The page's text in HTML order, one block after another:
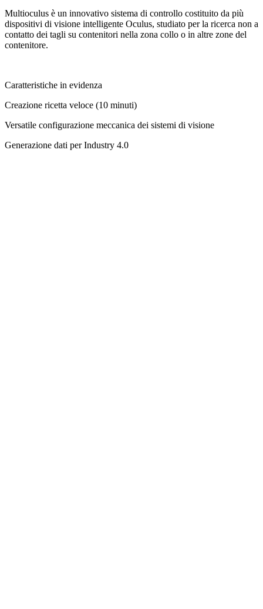
Multioculus è un innovativo sistema di controllo costituito da più
dispositivi di visione intelligente Oculus, studiato per la ricerca non a
contatto dei tagli su contenitori nella zona collo o in altre zone del
contenitore.
Caratteristiche in evidenza
Creazione ricetta veloce (10 minuti)
Versatile configurazione meccanica dei sistemi di visione
Generazione dati per Industry 4.0